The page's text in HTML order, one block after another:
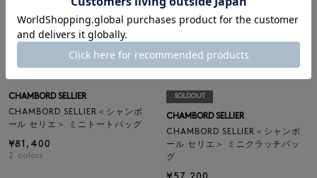
CHAMBORD SELLIER
CHAMBORD SELLIER＜シャンボ
ール セリエ＞ ミニトートバッグ
¥81,400
2 colors
SOLDOUT
CHAMBORD SELLIER
CHAMBORD SELLIER＜シャンボ
ール セリエ＞ ミニクラッチバッ
グ